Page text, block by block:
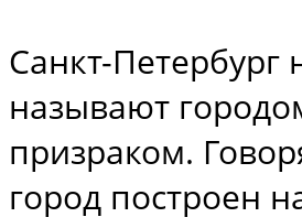
Санкт-Петербург
называют
призраком.
город построен